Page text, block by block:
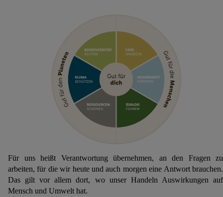
Für uns heißt Verantwortung übernehmen, an den Fragen zu
arbeiten, für die wir heute und auch morgen eine Antwort brauchen.
Das gilt vor allem dort, wo unser Handeln Auswirkungen auf
Mensch und Umwelt hat.